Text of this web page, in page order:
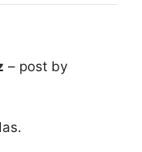
– post by